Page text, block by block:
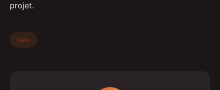
projet.
Vélo